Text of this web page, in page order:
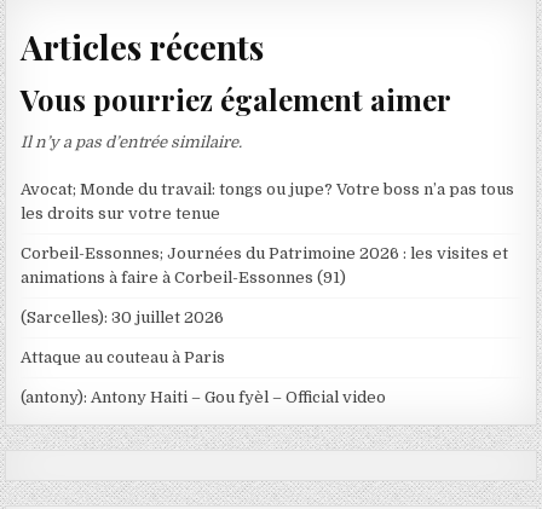
Articles récents
Vous pourriez également aimer
Il n’y a pas d’entrée similaire.
Avocat; Monde du travail: tongs ou jupe? Votre boss n’a pas tous
les droits sur votre tenue
Corbeil-Essonnes; Journées du Patrimoine 2026 : les visites et
animations à faire à Corbeil-Essonnes (91)
(Sarcelles): 30 juillet 2026
Attaque au couteau à Paris
(antony): Antony Haiti – Gou fyèl – Official video